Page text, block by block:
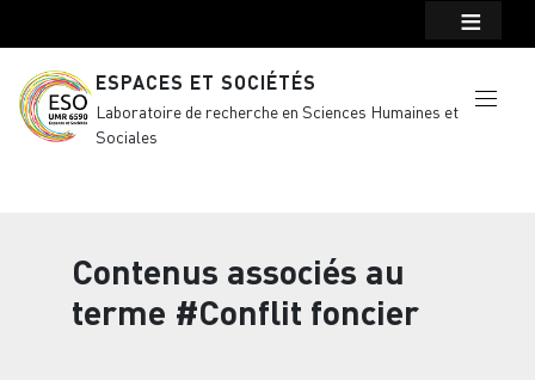
ESPACES ET SOCIÉTÉS
Laboratoire de recherche en Sciences Humaines et
Sociales
Contenus associés au
terme #Conflit foncier